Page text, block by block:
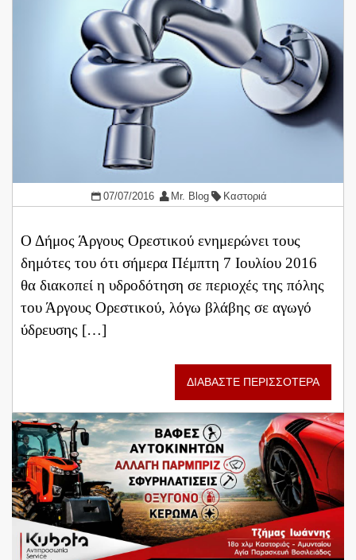
07/07/2016 Mr. Blog Καστοριά
Ο Δήμος Άργους Ορεστικού ενημερώνει τους
δημότες του ότι σήμερα Πέμπτη 7 Ιουλίου 2016
θα διακοπεί η υδροδότηση σε περιοχές της πόλης
του Άργους Ορεστικού, λόγω βλάβης σε αγωγό
ύδρευσης […]
ΔΙΑΒΑΣΤΕ ΠΕΡΙΣΣΟΤΕΡΑ